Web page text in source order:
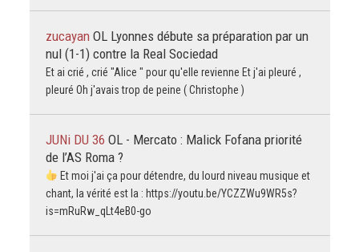
zucayan OL Lyonnes débute sa préparation par un
nul (1-1) contre la Real Sociedad
Et ai crié , crié "Alice " pour qu'elle revienne Et j'ai pleuré ,
pleuré Oh j'avais trop de peine ( Christophe )
JUNi DU 36 OL - Mercato : Malick Fofana priorité
de l’AS Roma ?
Et moi j'ai ça pour détendre, du lourd niveau musique et
chant, la vérité est la : https://youtu.be/YCZZWu9WR5s?
is=mRuRw_qLt4eB0-go